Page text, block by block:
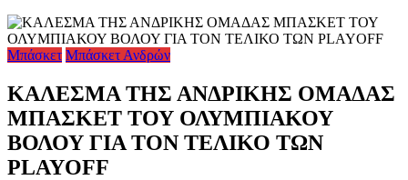
Μπάσκετ Μπάσκετ Ανδρών
ΚΑΛΕΣΜΑ ΤΗΣ ΑΝΔΡΙΚΗΣ ΟΜΑΔΑΣ
ΜΠΑΣΚΕΤ ΤΟΥ ΟΛΥΜΠΙΑΚΟΥ
ΒΟΛΟΥ ΓΙΑ ΤΟΝ ΤΕΛΙΚΟ ΤΩΝ
PLAYOFF